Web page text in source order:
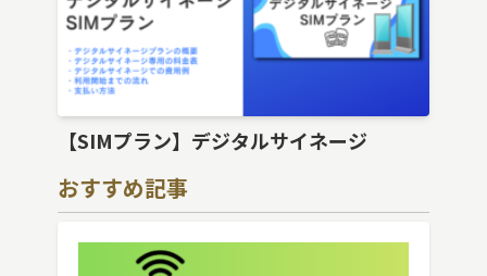
【SIMプラン】デジタルサイネージ
おすすめ記事